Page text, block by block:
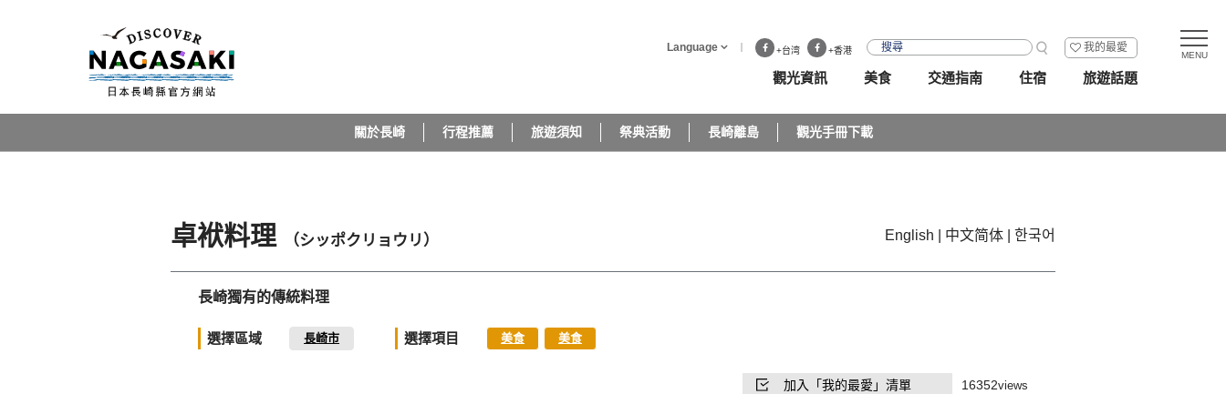
Language +台湾 +香港 我的最愛
觀光資訊 美食 交通指南 住宿 旅遊話題
關於長崎 行程推薦 旅遊須知 祭典活動 長崎離島 觀光手冊下載
卓袱料理 （シッポクリョウリ） English 中文简体 한국어
長崎獨有的傳統料理
選擇區域 長崎市 選擇項目 美食 美食
加入「我的最愛」清單 16352views